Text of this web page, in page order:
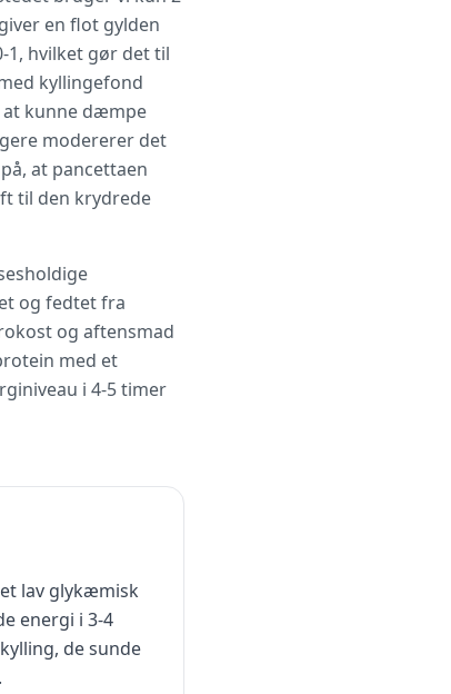
en flot gylden
1, hvilket gør det til
kyllingefond
at kunne dæmpe
modererer det
at pancettaen
til den krydrede
og fedtet fra
og aftensmad
med et
i 4-5 timer
lav glykæmisk
energi i 3-4
de sunde